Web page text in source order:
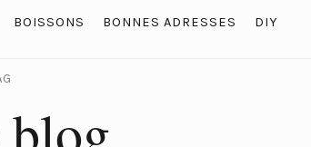
BOISSONS BONNES ADRESSES DIY